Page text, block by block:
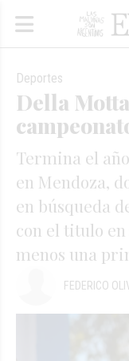
Della
Termina el
en Mendoza,
en búsqueda
con el titulo
menos una
Deportes
FEDERICO